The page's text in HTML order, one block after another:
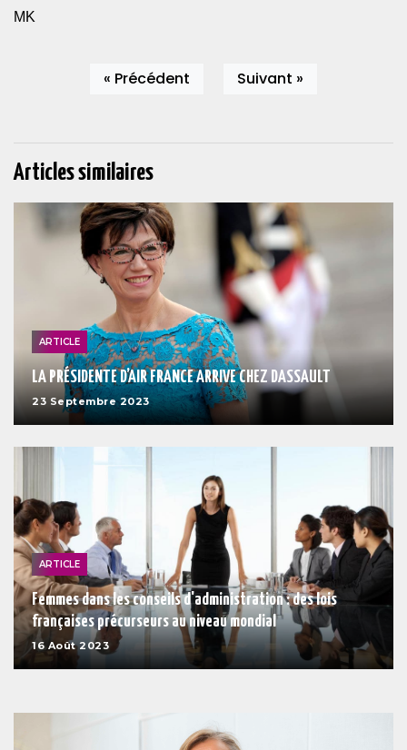
MK
« Précédent Suivant »
Articles similaires
ARTICLE
LA PRÉSIDENTE D’AIR FRANCE ARRIVE CHEZ DASSAULT
23 Septembre 2023
ARTICLE
Femmes dans les conseils d'administration : des lois
françaises précurseurs au niveau mondial
16 Août 2023